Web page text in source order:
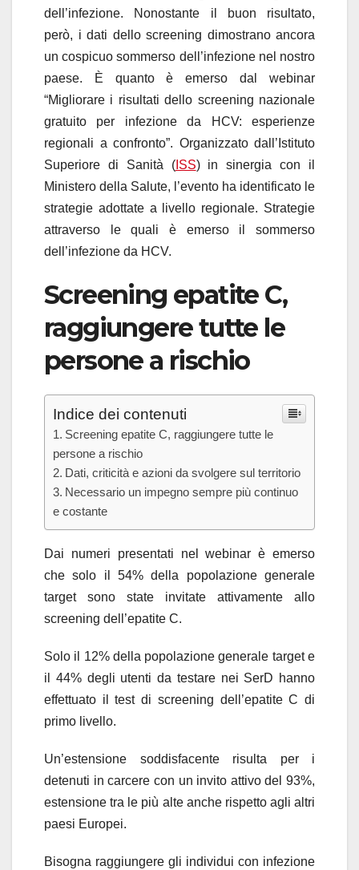
dell’infezione. Nonostante il buon risultato,
però, i dati dello screening dimostrano ancora
un cospicuo sommerso dell’infezione nel nostro
paese. È quanto è emerso dal webinar
“Migliorare i risultati dello screening nazionale
gratuito per infezione da HCV: esperienze
regionali a confronto”. Organizzato dall’Istituto
Superiore di Sanità (ISS) in sinergia con il
Ministero della Salute, l’evento ha identificato le
strategie adottate a livello regionale. Strategie
attraverso le quali è emerso il sommerso
dell’infezione da HCV.
Screening epatite C,
raggiungere tutte le
persone a rischio
Indice dei contenuti
Screening epatite C, raggiungere tutte le
persone a rischio
Dati, criticità e azioni da svolgere sul territorio
Necessario un impegno sempre più continuo
e costante
Dai numeri presentati nel webinar è emerso
che solo il 54% della popolazione generale
target sono state invitate attivamente allo
screening dell’epatite C.
Solo il 12% della popolazione generale target e
il 44% degli utenti da testare nei SerD hanno
effettuato il test di screening dell’epatite C di
primo livello.
Un’estensione soddisfacente risulta per i
detenuti in carcere con un invito attivo del 93%,
estensione tra le più alte anche rispetto agli altri
paesi Europei.
Bisogna raggiungere gli individui con infezione